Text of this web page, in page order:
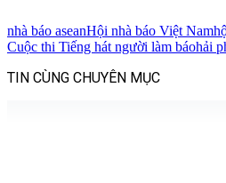
nhà báo aseanHội nhà báo Việt Nam
Cuộc thi Tiếng hát người làm báohải
TIN CÙNG CHUYÊN MỤC